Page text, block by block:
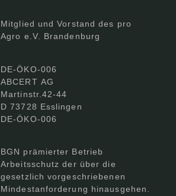
Mitglied und Vorstand des pro
Agro e.V. Brandenburg
DE-ÖKO-006
ABCERT AG
Martinstr.42-44
D 73728 Esslingen
DE-ÖKO-006
BGN prämierter Betrieb
Arbeitsschutz der über die
gesetzlich vorgeschriebenen
Mindestanforderung hinausgehen.